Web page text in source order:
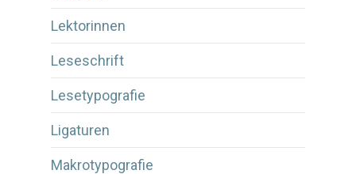
Lektorinnen
Leseschrift
Lesetypografie
Ligaturen
Makrotypografie